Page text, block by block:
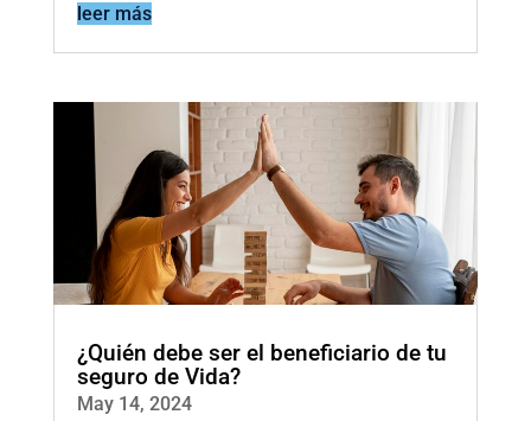
leer más
¿Quién debe ser el beneficiario de tu
seguro de Vida?
May 14, 2024